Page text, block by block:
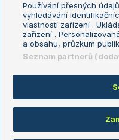
Podmínky užití
GDPR a žurnalistika
Kontakt
Copyright © 2008-2026
Používání přesných
vyhledávání
vlastností zařízení .
zařízení .
a obsahu, průzkum
Seznam partnerů